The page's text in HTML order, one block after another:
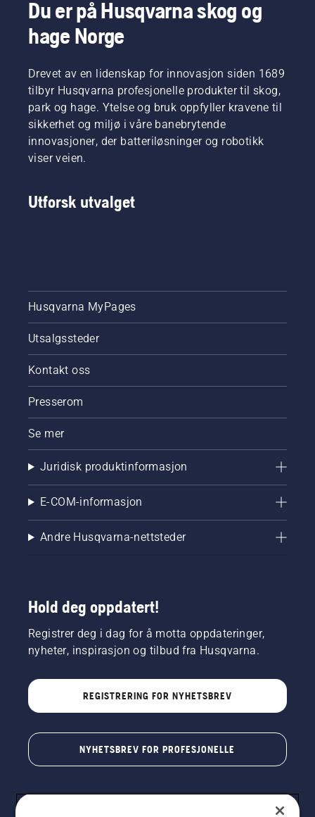
Du er på Husqvarna skog og
hage Norge
Drevet av en lidenskap for innovasjon siden 1689
tilbyr Husqvarna profesjonelle produkter til skog,
park og hage. Ytelse og bruk oppfyller kravene til
sikkerhet og miljø i våre banebrytende
innovasjoner, der batteriløsninger og robotikk
viser veien.
Utforsk utvalget
Husqvarna MyPages
Utsalgssteder
Kontakt oss
Presserom
Se mer
Juridisk produktinformasjon
E-COM-informasjon
Andre Husqvarna-nettsteder
Hold deg oppdatert!
Registrer deg i dag for å motta oppdateringer,
nyheter, inspirasjon og tilbud fra Husqvarna.
REGISTRERING FOR NYHETSBREV
NYHETSBREV FOR PROFESJONELLE